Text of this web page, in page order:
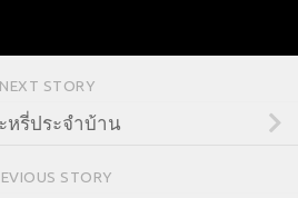
NEXT STORY
หรี่ประจำบ้าน
STORY